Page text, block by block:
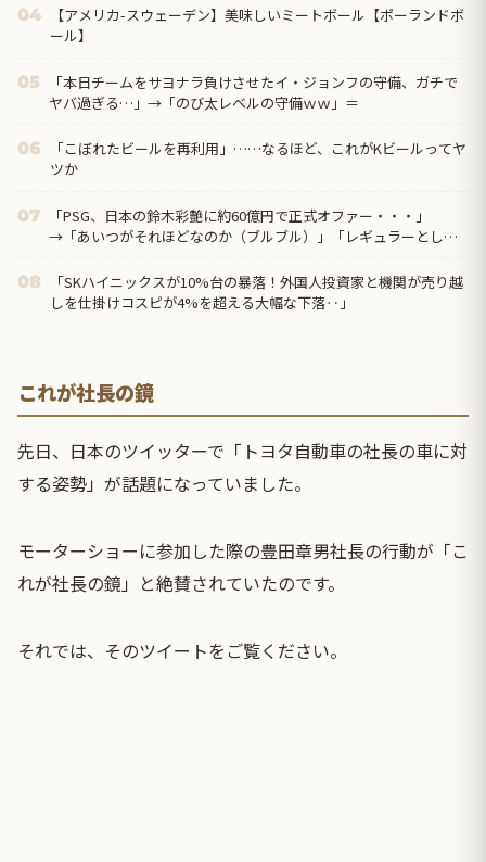
04
【アメリカ-スウェーデン】美味しいミートボール【ポーランドボ
ール】
05
「本日チームをサヨナラ負けさせたイ・ジョンフの守備、ガチで
ヤバ過ぎる…」→「のび太レベルの守備ｗｗ」＝
06
「こぼれたビールを再利用」……なるほど、これがKビールってヤ
ツか
07
「PSG、日本の鈴木彩艶に約60億円で正式オファー・・・」
→「あいつがそれほどなのか（ブルブル）」「レギュラーとして
08
「SKハイニックスが10%台の暴落！外国人投資家と機関が売り越
しを仕掛けコスピが4%を超える大幅な下落‥」
これが社長の鏡
先日、日本のツイッターで「トヨタ自動車の社長の車に対
する姿勢」が話題になっていました。
モーターショーに参加した際の豊田章男社長の行動が「こ
れが社長の鏡」と絶賛されていたのです。
それでは、そのツイートをご覧ください。